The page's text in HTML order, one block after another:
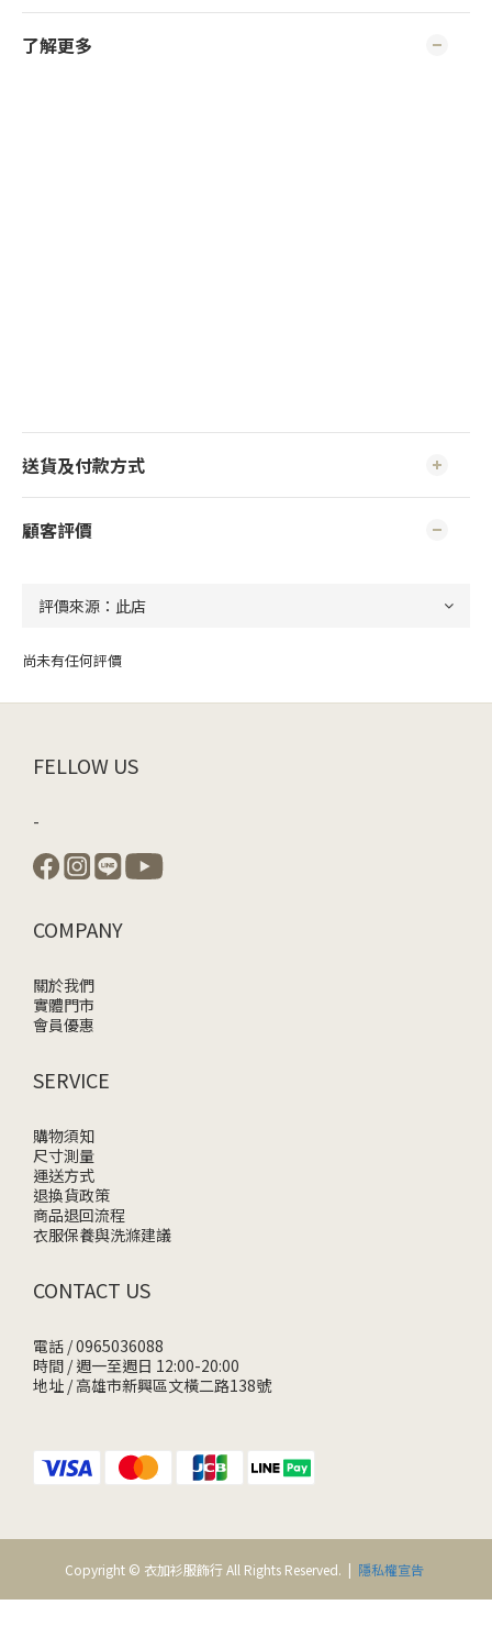
了解更多
送貨及付款方式
顧客評價
尚未有任何評價
FELLOW US
-
COMPANY
關於我們
實體門市
會員優惠
SERVICE
購物須知
尺寸測量
運送方式
退換貨政策
商品退回流程
衣服保養與洗滌建議
CONTACT US
電話 / 0965036088
時間 / 週一至週日 12:00-20:00
地址 / 高雄市新興區文橫二路138號
Copyright © 衣加衫服飾行 All Rights Reserved. | 隱私權宣告